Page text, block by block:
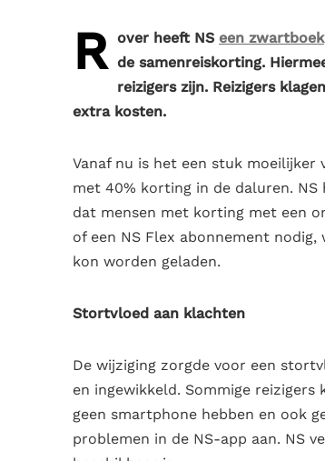
R over heeft NS een zwartboek
de samenreiskorting.
reizigers zijn. Reizigers
extra kosten.
Vanaf nu is het een stuk moeilijker
met 40% korting in de daluren.
dat mensen met korting met een
of een NS Flex abonnement
kon worden geladen.
Stortvloed aan klachten
De wijziging zorgde voor een
en ingewikkeld. Sommige
geen smartphone hebben en ook
problemen in de NS-app aan. NS